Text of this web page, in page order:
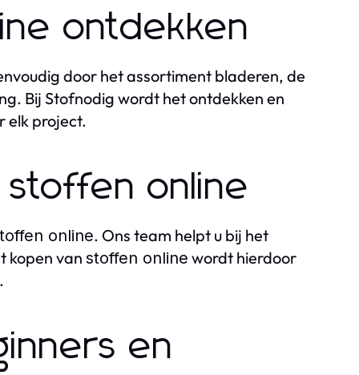
ontdekken
door het assortiment bladeren, de
Bij Stofnodig wordt het ontdekken en
elk project.
online
online. Ons team helpt u bij het
kopen van stoffen online wordt hierdoor
en